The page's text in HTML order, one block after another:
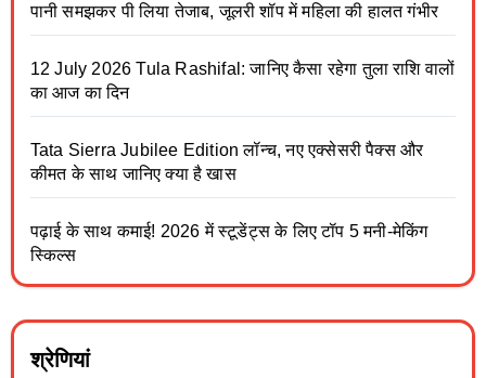
पानी समझकर पी लिया तेजाब, जूलरी शॉप में महिला की हालत गंभीर
12 July 2026 Tula Rashifal: जानिए कैसा रहेगा तुला राशि वालों
का आज का दिन
Tata Sierra Jubilee Edition लॉन्च, नए एक्सेसरी पैक्स और
कीमत के साथ जानिए क्या है खास
पढ़ाई के साथ कमाई! 2026 में स्टूडेंट्स के लिए टॉप 5 मनी-मेकिंग
स्किल्स
श्रेणियां